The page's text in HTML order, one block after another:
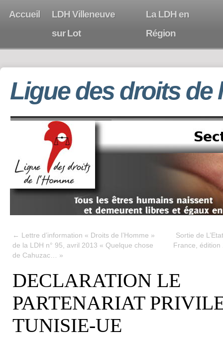
Accueil
LDH Villeneuve
sur Lot
La LDH en
Région
Ligue des droits de
← Lettre d’information « Droits de l’Homme »
de la LDH n° 95, avril 2013 « Quelque chose
de Cahuzac… »
Sortie de
France,
DECLARATION LE
PARTENARIAT
TUNISIE-UE